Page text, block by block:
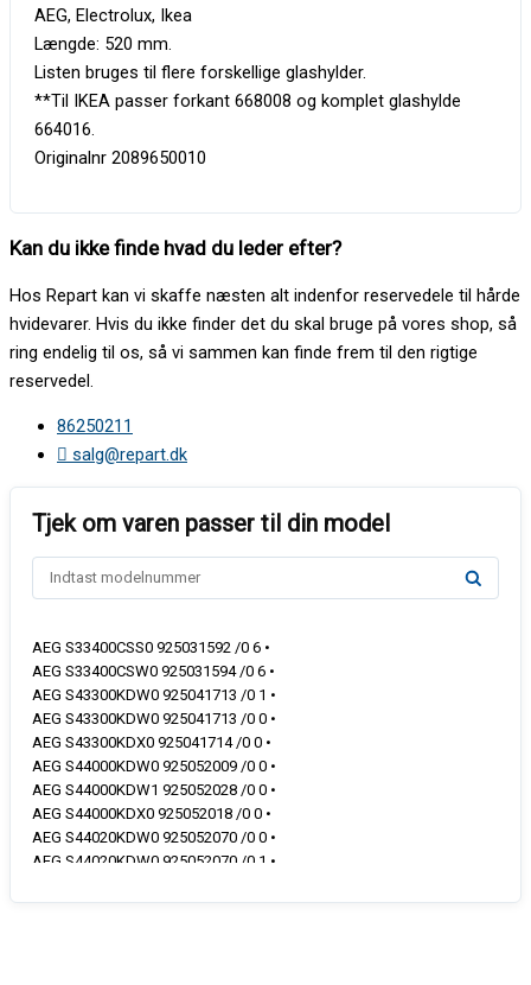
AEG, Electrolux, Ikea
Længde: 520 mm.
Listen bruges til flere forskellige glashylder.
**Til IKEA passer forkant 668008 og komplet glashylde
664016.
Originalnr 2089650010
Kan du ikke finde hvad du leder efter?
Hos Repart kan vi skaffe næsten alt indenfor reservedele til hårde
hvidevarer. Hvis du ikke finder det du skal bruge på vores shop, så
ring endelig til os, så vi sammen kan finde frem til den rigtige
reservedel.
86250211
salg@repart.dk
AEG S33400CSS0 925031592 /0 6 •
AEG S33400CSW0 925031594 /0 6 •
AEG S43300KDW0 925041713 /0 1 •
AEG S43300KDW0 925041713 /0 0 •
AEG S43300KDX0 925041714 /0 0 •
AEG S44000KDW0 925052009 /0 0 •
AEG S44000KDW1 925052028 /0 0 •
AEG S44000KDX0 925052018 /0 0 •
AEG S44020KDW0 925052070 /0 0 •
AEG S44020KDW0 925052070 /0 1 •
AEG S44020KDX0 925052071 /0 1 •